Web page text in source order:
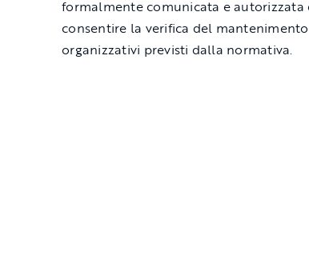
formalmente comunicata e
consentire la verifica del
organizzativi previsti dalla normativa.